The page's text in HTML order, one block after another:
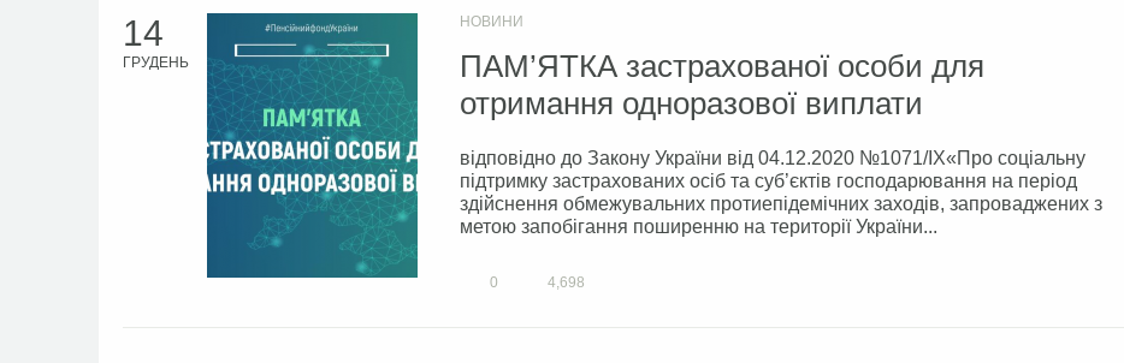
14
ГРУДЕНЬ
НОВИНИ
ПАМ’ЯТКА застрахованої особи для
отримання одноразової виплати
відповідно до Закону України від 04.12.2020 №1071/ІХ«Про соціальну
підтримку застрахованих осіб та суб’єктів господарювання на період
здійснення обмежувальних протиепідемічних заходів, запроваджених з
метою запобігання поширенню на території України...
0 4,698